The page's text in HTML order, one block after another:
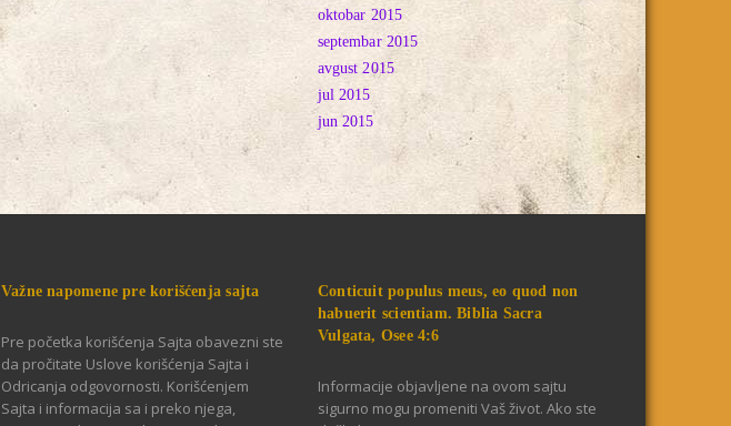
oktobar 2015
septembar 2015
avgust 2015
jul 2015
jun 2015
Važne napomene pre korišćenja sajta
Pre početka korišćenja Sajta obavezni ste
da pročitate Uslove korišćenja Sajta i
Odricanja odgovornosti. Korišćenjem
Sajta i informacija sa i preko njega,
Conticuit populus meus, eo quod non
habuerit scientiam. Biblia Sacra
Vulgata, Osee 4:6
Informacije objavljene na ovom sajtu
sigurno mogu promeniti Vaš život. Ako ste